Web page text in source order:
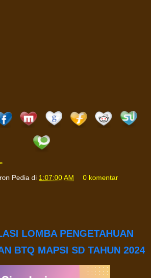
Pedia di 1:07:00 AM 0 komentar
LOMBA PENGETAHUAN
BTQ MAPSI SD TAHUN 2024